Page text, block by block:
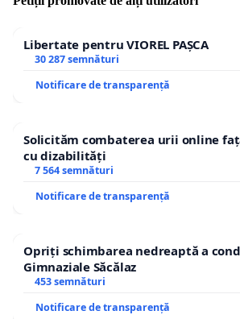
Libertate pentru VIOREL PAȘCA
30 287 semnături
Notificare de transparență
Solicităm combaterea urii online
cu dizabilități
7 564 semnături
Notificare de transparență
Opriți schimbarea nedreaptă a
Gimnaziale Săcălaz
453 semnături
Notificare de transparență